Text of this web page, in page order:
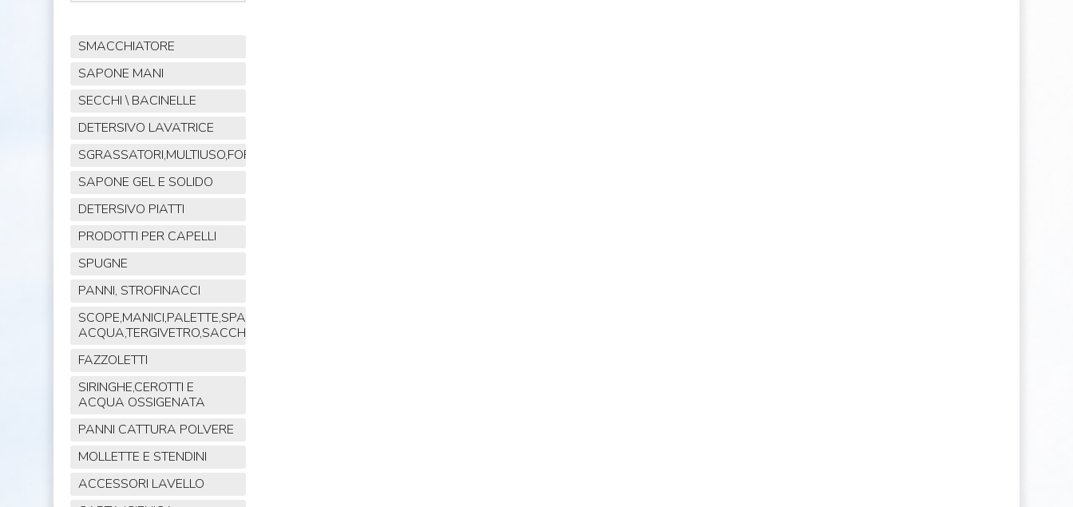
SMACCHIATORE
SAPONE MANI
SECCHI \ BACINELLE
DETERSIVO LAVATRICE
SGRASSATORI,MULTIUSO,FORNO,POLVERE,VETRI,AMMONIACA
SAPONE GEL E SOLIDO
DETERSIVO PIATTI
PRODOTTI PER CAPELLI
SPUGNE
PANNI, STROFINACCI
SCOPE,MANICI,PALETTE,SPAZZOLE,TIRA
ACQUA,TERGIVETRO,SACCHI,MOP
FAZZOLETTI
SIRINGHE,CEROTTI E
ACQUA OSSIGENATA
PANNI CATTURA POLVERE
MOLLETTE E STENDINI
ACCESSORI LAVELLO